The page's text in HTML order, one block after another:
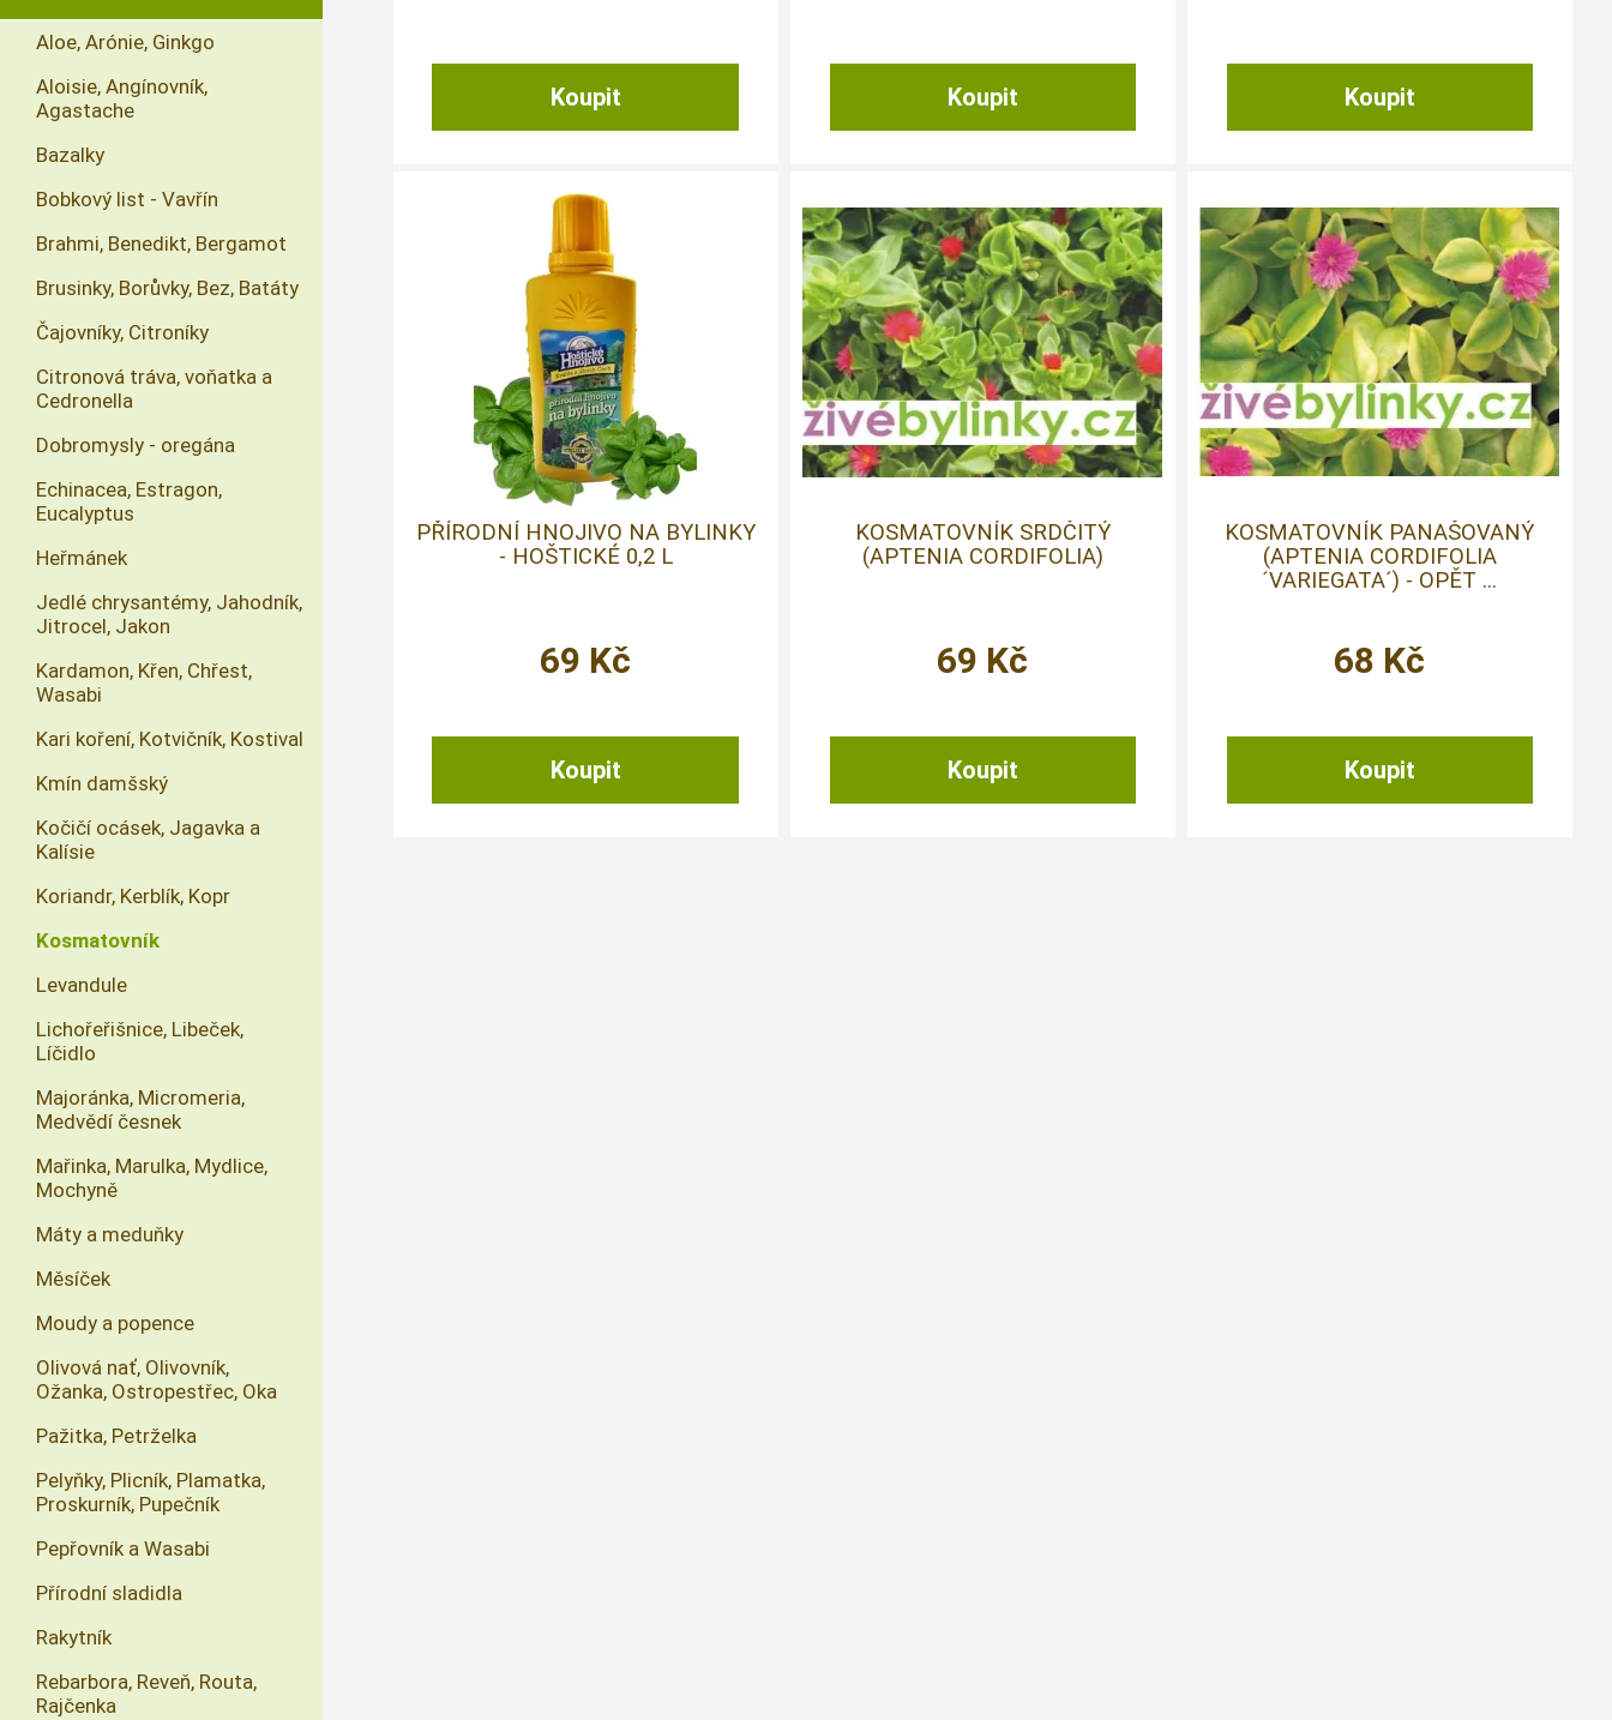
PŘÍRODNÍ HNOJIVO NA BYLINKY
- HOŠTICKÉ 0,2 L
69 Kč
KOSMATOVNÍK SRDČITÝ
(APTENIA CORDIFOLIA)
69 Kč
KOSMATOVNÍK PANAŠOVANÝ
(APTENIA CORDIFOLIA
´VARIEGATA´) - OPĚT ...
68 Kč
Aloe, Arónie, Ginkgo
Aloisie, Angínovník,
Agastache
Bazalky
Bobkový list - Vavřín
Brahmi, Benedikt, Bergamot
Brusinky, Borůvky, Bez, Batáty
Čajovníky, Citroníky
Citronová tráva, voňatka a
Cedronella
Dobromysly - oregána
Echinacea, Estragon,
Eucalyptus
Heřmánek
Jedlé chrysantémy, Jahodník,
Jitrocel, Jakon
Kardamon, Křen, Chřest,
Wasabi
Kari koření, Kotvičník, Kostival
Kmín damšský
Kočičí ocásek, Jagavka a
Kalísie
Koriandr, Kerblík, Kopr
Kosmatovník
Levandule
Lichořeřišnice, Libeček,
Líčidlo
Majoránka, Micromeria,
Medvědí česnek
Mařinka, Marulka, Mydlice,
Mochyně
Máty a meduňky
Měsíček
Moudy a popence
Olivová nať, Olivovník,
Ožanka, Ostropestřec, Oka
Pažitka, Petrželka
Pelyňky, Plicník, Plamatka,
Proskurník, Pupečník
Pepřovník a Wasabi
Přírodní sladidla
Rakytník
Rebarbora, Reveň, Routa,
Rajčenka